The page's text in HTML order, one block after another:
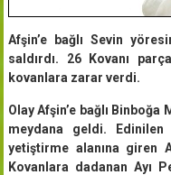
Afşin’e bağlı Sevin
saldırdı. 26 Kovanı
kovanlara zarar verdi.
Olay Afşin’e bağlı
meydana geldi.
yetiştirme alanına giren
Kovanlara dadanan Ayı